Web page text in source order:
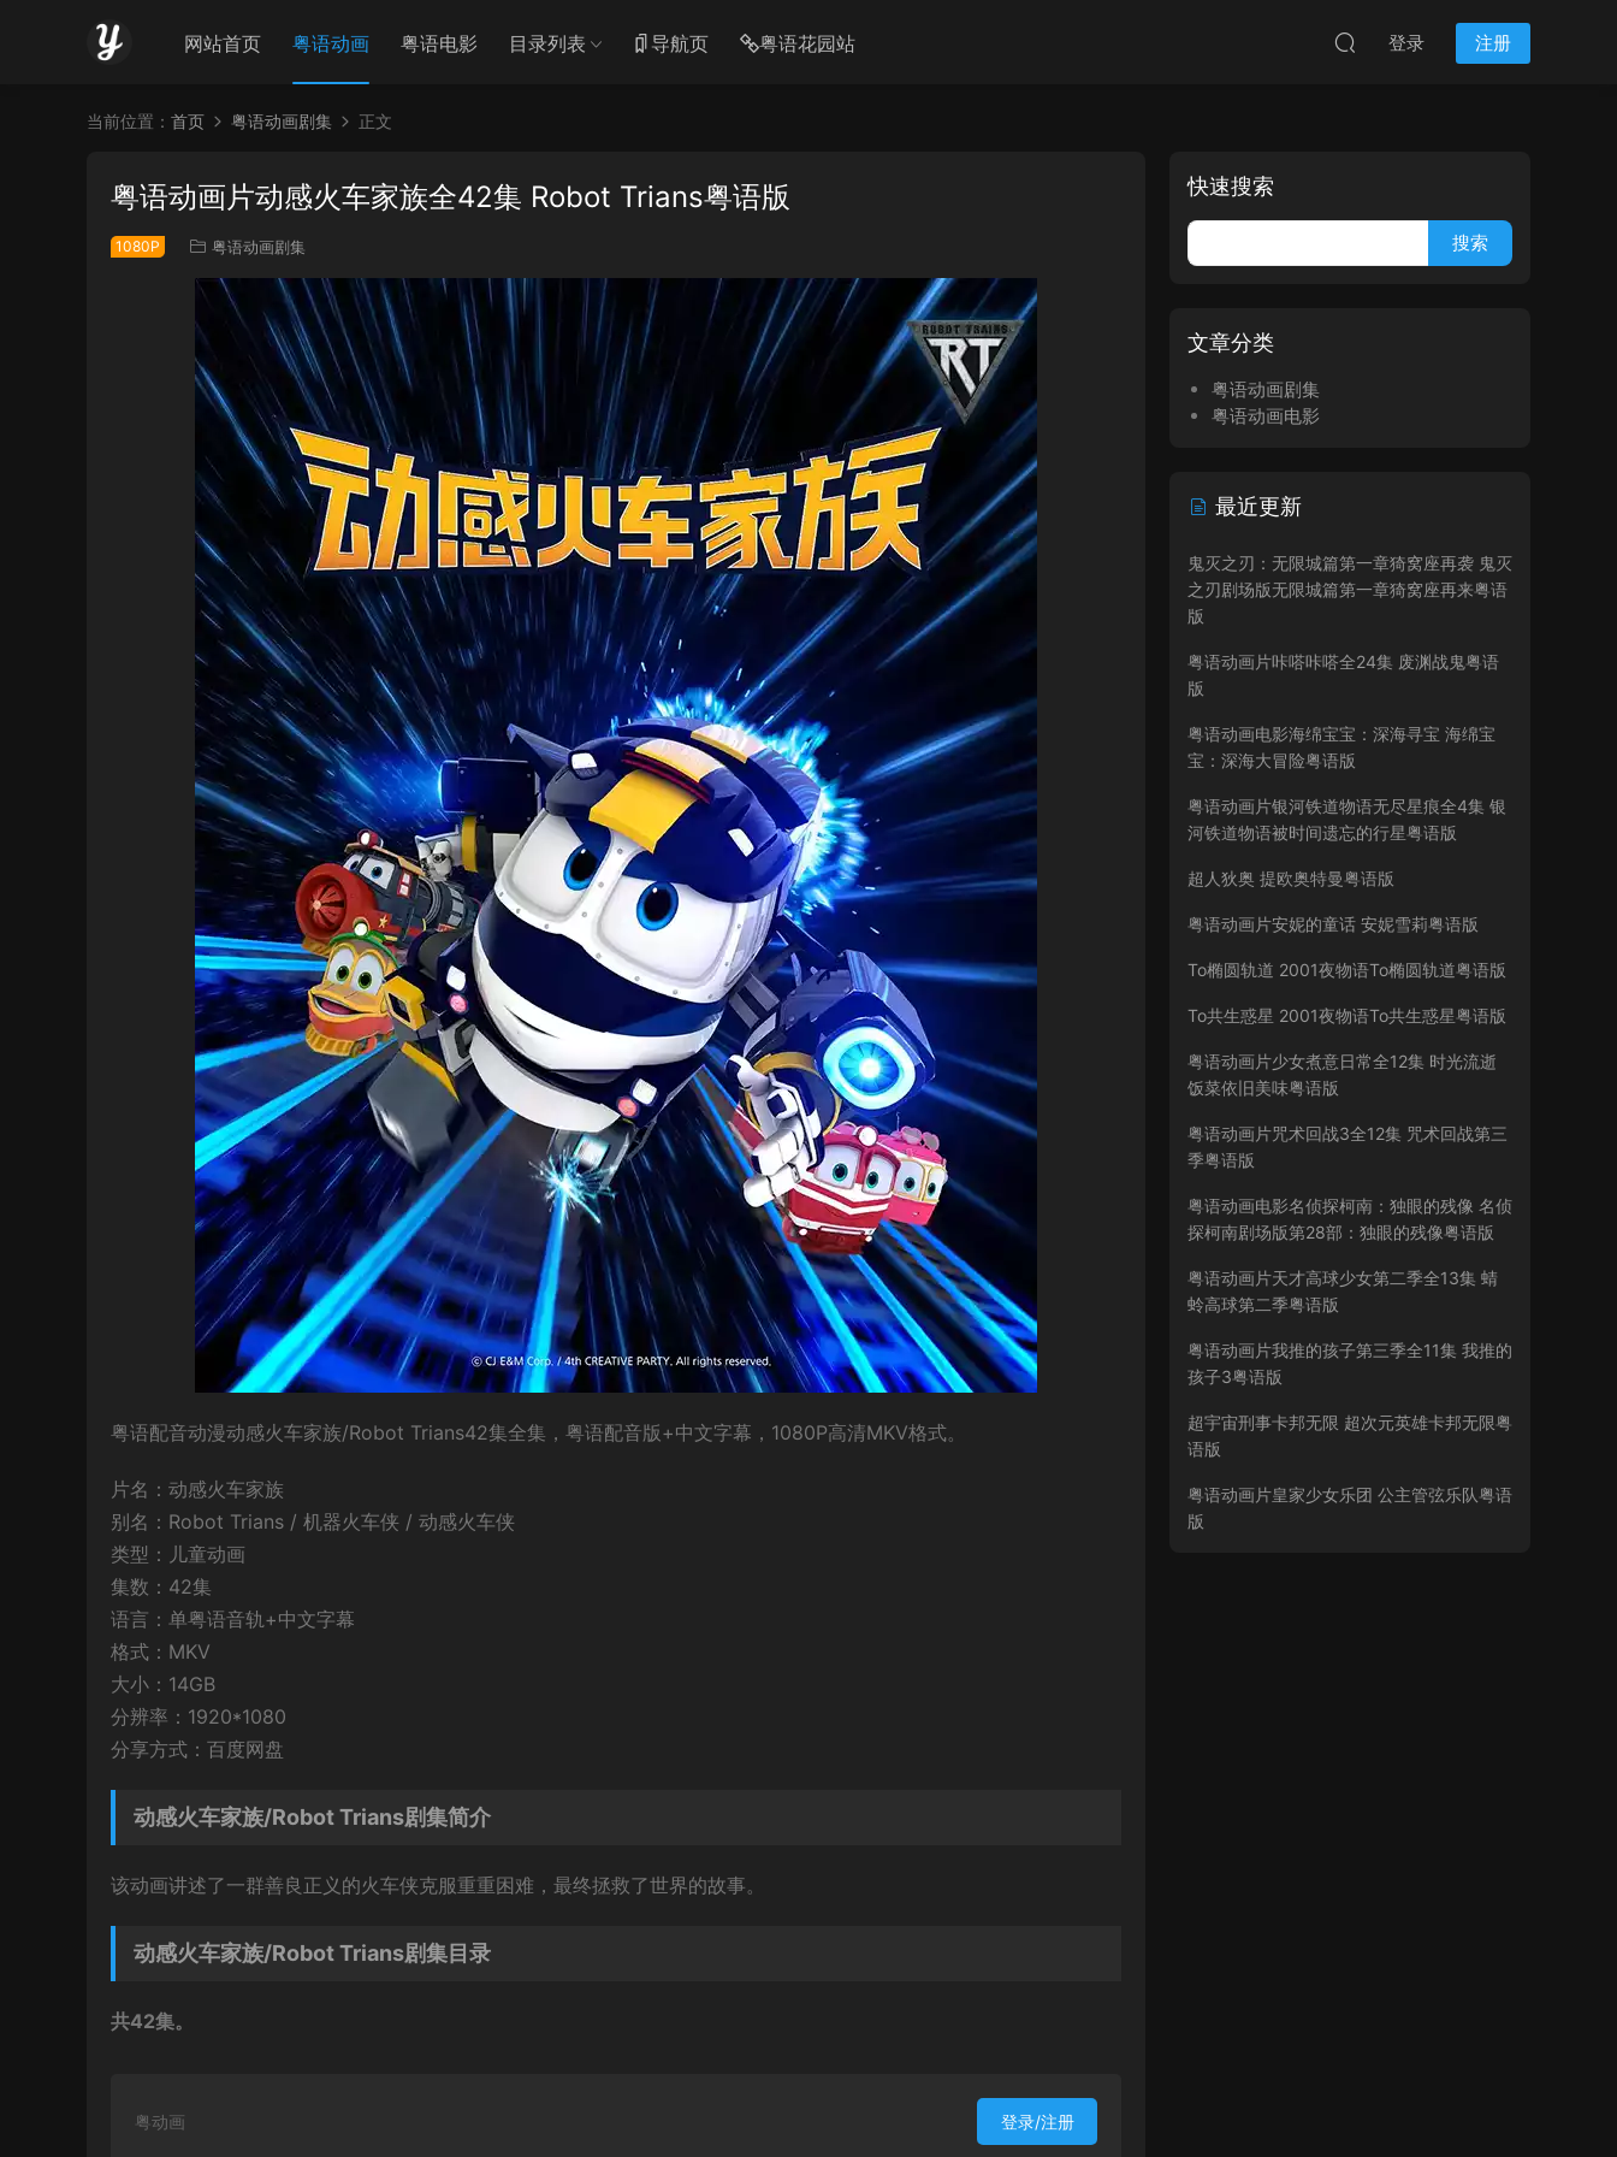
网站首页 粤语动画 粤语电影 目录列表 导航页 粤语花园站 登录 注册
当前位置： 首页 粤语动画剧集 正文
粤语动画片动感火车家族全42集 Robot Trians粤语版
1080P 粤语动画剧集
粤语配音动漫动感火车家族/Robot Trians42集全集，粤语配音版+中文字幕，1080P高清MKV格式。
片名：动感火车家族
别名：Robot Trians / 机器火车侠 / 动感火车侠
类型：儿童动画
集数：42集
语言：单粤语音轨+中文字幕
格式：MKV
大小：14GB
分辨率：1920*1080
分享方式：百度网盘
动感火车家族/Robot Trians剧集简介
该动画讲述了一群善良正义的火车侠克服重重困难，最终拯救了世界的故事。
动感火车家族/Robot Trians剧集目录
共42集。
粤动画 登录/注册
快速搜索
文章分类
粤语动画剧集
粤语动画电影
最近更新
鬼灭之刃：无限城篇第一章猗窝座再袭 鬼灭
之刃剧场版无限城篇第一章猗窝座再来粤语
版
粤语动画片咔嗒咔嗒全24集 废渊战鬼粤语
版
粤语动画电影海绵宝宝：深海寻宝 海绵宝
宝：深海大冒险粤语版
粤语动画片银河铁道物语无尽星痕全4集 银
河铁道物语被时间遗忘的行星粤语版
超人狄奥 提欧奥特曼粤语版
粤语动画片安妮的童话 安妮雪莉粤语版
To椭圆轨道 2001夜物语To椭圆轨道粤语版
To共生惑星 2001夜物语To共生惑星粤语版
粤语动画片少女煮意日常全12集 时光流逝
饭菜依旧美味粤语版
粤语动画片咒术回战3全12集 咒术回战第三
季粤语版
粤语动画电影名侦探柯南：独眼的残像 名侦
探柯南剧场版第28部：独眼的残像粤语版
粤语动画片天才高球少女第二季全13集 蜻
蛉高球第二季粤语版
粤语动画片我推的孩子第三季全11集 我推的
孩子3粤语版
超宇宙刑事卡邦无限 超次元英雄卡邦无限粤
语版
粤语动画片皇家少女乐团 公主管弦乐队粤语
版